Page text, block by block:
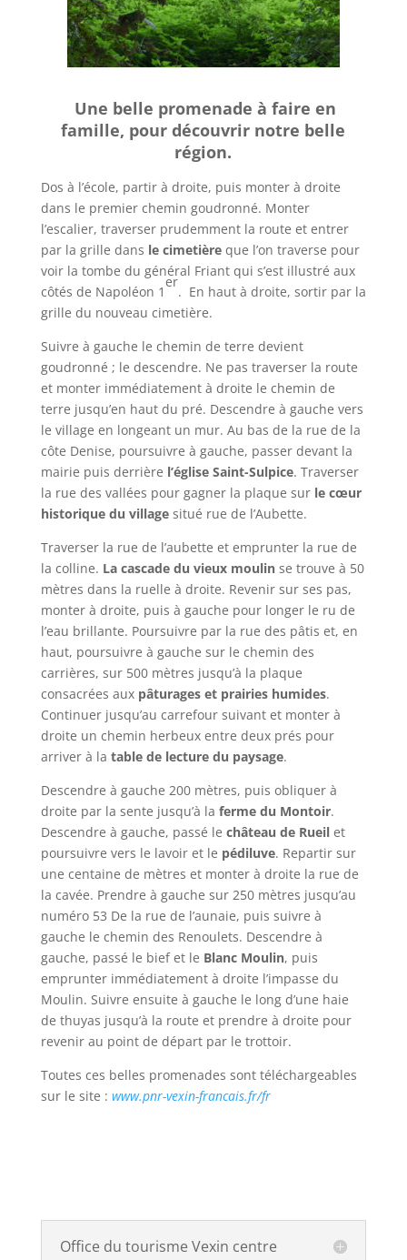
Une belle promenade à faire en
famille, pour découvrir notre belle
région.
Dos à l’école, partir à droite, puis monter à droite
dans le premier chemin goudronné. Monter
l’escalier, traverser prudemment la route et entrer
par la grille dans le cimetièreque l’on traverse pour
voir la tombe du général Friant qui s’est illustré aux
côtés de Napoléon 1
er
. En haut à droite, sortir par la
grille du nouveau cimetière.
Suivre à gauche le chemin de terre devient
goudronné ; le descendre. Ne pas traverser la route
et monter immédiatement à droite le chemin de
terre jusqu’en haut du pré. Descendre à gauche vers
le village en longeant un mur. Au bas de la rue de la
côte Denise, poursuivre à gauche, passer devant la
mairie puis derrière l’église Saint-Sulpice. Traverser
la rue des vallées pour gagner la plaque sur le cœur
historique du village situé rue de l’Aubette.
Traverser la rue de l’aubette et emprunter la rue de
la colline. La cascade du vieux moulinse trouve à 50
mètres dans la ruelle à droite. Revenir sur ses pas,
monter à droite, puis à gauche pour longer le ru de
l’eau brillante. Poursuivre par la rue des pâtis et, en
haut, poursuivre à gauche sur le chemin des
carrières, sur 500 mètres jusqu’à la plaque
consacrées aux pâturages et prairies humides.
Continuer jusqu’au carrefour suivant et monter à
droite un chemin herbeux entre deux prés pour
arriver à la table de lecture du paysage.
Descendre à gauche 200 mètres, puis obliquer à
droite par la sente jusqu’à la ferme du Montoir.
Descendre à gauche, passé le château de Rueilet
poursuivre vers le lavoir et le pédiluve. Repartir sur
une centaine de mètres et monter à droite la rue de
la cavée. Prendre à gauche sur 250 mètres jusqu’au
numéro 53 De la rue de l’aunaie, puis suivre à
gauche le chemin des Renoulets. Descendre à
gauche, passé le bief et le Blanc Moulin, puis
emprunter immédiatement à droite l’impasse du
Moulin. Suivre ensuite à gauche le long d’une haie
de thuyas jusqu’à la route et prendre à droite pour
revenir au point de départ par le trottoir.
Toutes ces belles promenades sont téléchargeables
sur le site : www.pnr-vexin-francais.fr/fr
Office du tourisme Vexin centre